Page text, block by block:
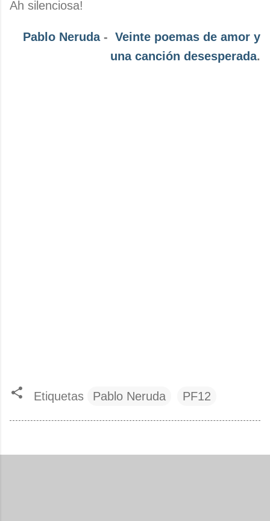
Ah silenciosa!
Pablo Neruda- Veinte poemas de amor y
una canción desesperada.
Etiquetas Pablo Neruda PF12